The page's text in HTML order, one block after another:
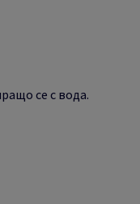
се с вода.